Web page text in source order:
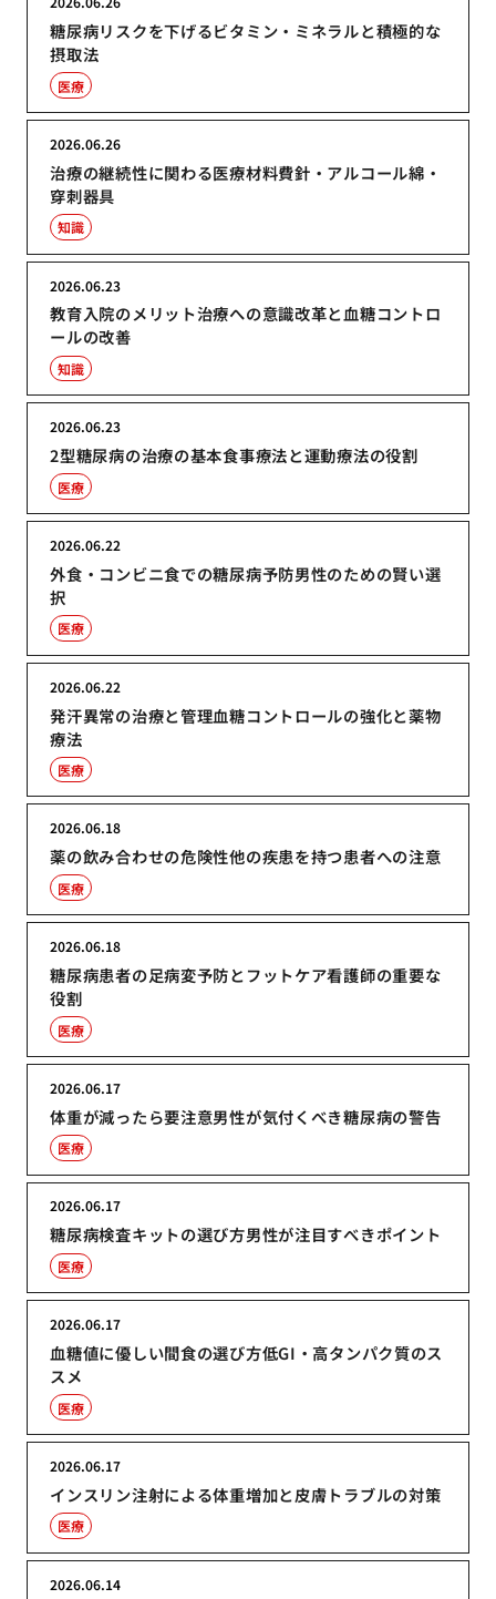
糖尿病リスクを下げるビタミン・ミネラルと積極的な
摂取法
医療
治療の継続性に関わる医療材料費針・アルコール綿・
穿刺器具
2026.06.26
知識
教育入院のメリット治療への意識改革と血糖コントロ
ールの改善
2026.06.23
知識
2型糖尿病の治療の基本食事療法と運動療法の役割
2026.06.23
医療
外食・コンビニ食での糖尿病予防男性のための賢い選
択
2026.06.22
医療
発汗異常の治療と管理血糖コントロールの強化と薬物
療法
2026.06.22
医療
薬の飲み合わせの危険性他の疾患を持つ患者への注意
2026.06.18
医療
糖尿病患者の足病変予防とフットケア看護師の重要な
役割
2026.06.18
医療
体重が減ったら要注意男性が気付くべき糖尿病の警告
2026.06.17
医療
糖尿病検査キットの選び方男性が注目すべきポイント
2026.06.17
医療
血糖値に優しい間食の選び方低GI・高タンパク質のス
スメ
2026.06.17
医療
インスリン注射による体重増加と皮膚トラブルの対策
2026.06.17
医療
2026.06.14